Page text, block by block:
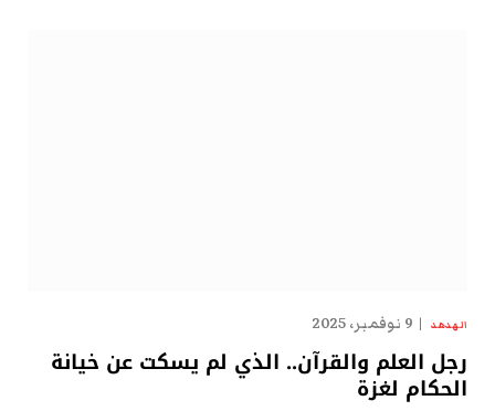
الهدهد 9 نوفمبر، 2025
رجل العلم والقرآن.. الذي لم يسكت عن خيانة
الحكام لغزة